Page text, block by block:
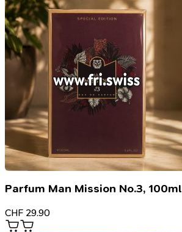
Parfum Man Mission No.3, 100ml
CHF 29.90